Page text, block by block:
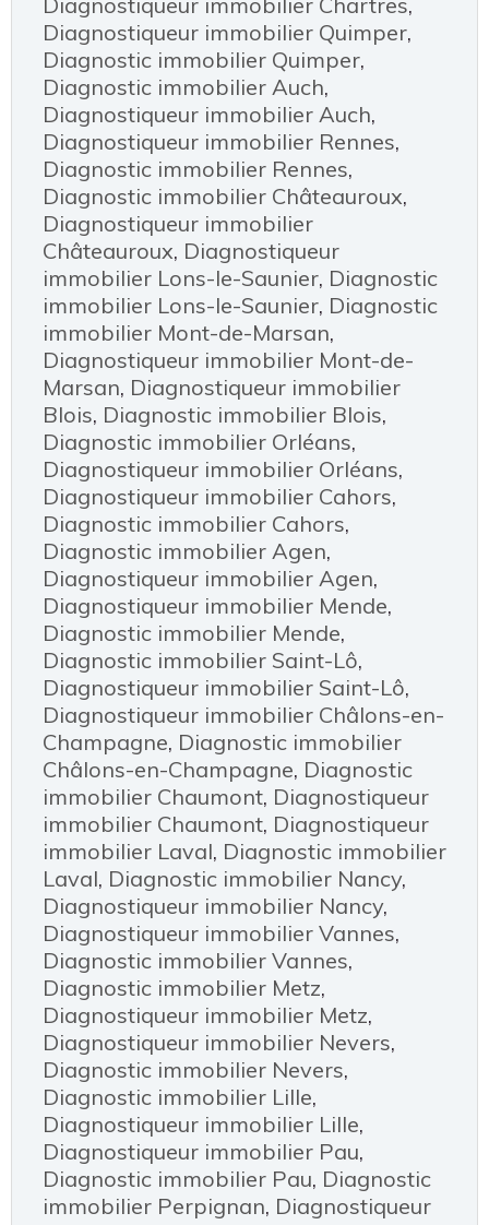
Diagnostiqueur immobilier Quimper,
Diagnostic immobilier Quimper,
Diagnostic immobilier Auch,
Diagnostiqueur immobilier Auch,
Diagnostiqueur immobilier Rennes,
Diagnostic immobilier Rennes,
Diagnostic immobilier Châteauroux,
Diagnostiqueur immobilier
Châteauroux, Diagnostiqueur
immobilier Lons-le-Saunier, Diagnostic
immobilier Lons-le-Saunier, Diagnostic
immobilier Mont-de-Marsan,
Diagnostiqueur immobilier Mont-de-
Marsan, Diagnostiqueur immobilier
Blois, Diagnostic immobilier Blois,
Diagnostic immobilier Orléans,
Diagnostiqueur immobilier Orléans,
Diagnostiqueur immobilier Cahors,
Diagnostic immobilier Cahors,
Diagnostic immobilier Agen,
Diagnostiqueur immobilier Agen,
Diagnostiqueur immobilier Mende,
Diagnostic immobilier Mende,
Diagnostic immobilier Saint-Lô,
Diagnostiqueur immobilier Saint-Lô,
Diagnostiqueur immobilier Châlons-en-
Champagne, Diagnostic immobilier
Châlons-en-Champagne, Diagnostic
immobilier Chaumont, Diagnostiqueur
immobilier Chaumont, Diagnostiqueur
immobilier Laval, Diagnostic immobilier
Laval, Diagnostic immobilier Nancy,
Diagnostiqueur immobilier Nancy,
Diagnostiqueur immobilier Vannes,
Diagnostic immobilier Vannes,
Diagnostic immobilier Metz,
Diagnostiqueur immobilier Metz,
Diagnostiqueur immobilier Nevers,
Diagnostic immobilier Nevers,
Diagnostic immobilier Lille,
Diagnostiqueur immobilier Lille,
Diagnostiqueur immobilier Pau,
Diagnostic immobilier Pau, Diagnostic
immobilier Perpignan, Diagnostiqueur